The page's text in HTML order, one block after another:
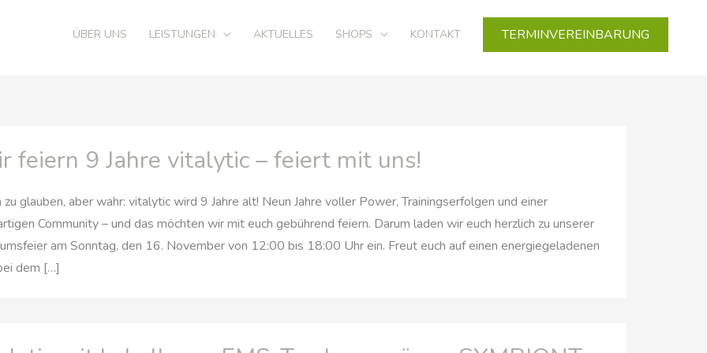
ÜBER UNS LEISTUNGEN AKTUELLES SHOPS KONTAKT TERMINVEREINBARUNG
feiern 9 Jahre vitalytic – feiert mit uns!
zu glauben, aber wahr: vitalytic wird 9 Jahre alt! Neun Jahre voller Power, Trainingserfolgen und einer
Community – und das möchten wir mit euch gebührend feiern. Darum laden wir euch herzlich zu unserer
am Sonntag, den 16. November von 12:00 bis 18:00 Uhr ein. Freut euch auf einen energiegeladenen
dem […]